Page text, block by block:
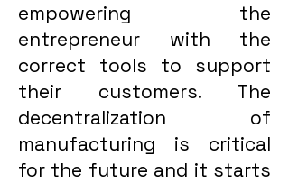
empowering the
entrepreneur with the
correct tools to support
their customers. The
decentralization of
manufacturing is critical
for the future and it starts